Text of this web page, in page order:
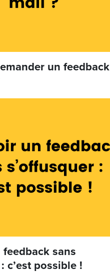
un feedback
feedback sans
c’est possible !